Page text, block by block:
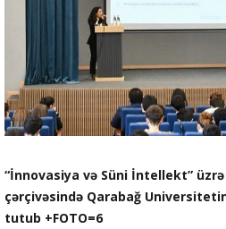
“İnnovasiya və Süni İntellekt”
çərçivəsində Qarabağ
tutub +FOTO=6